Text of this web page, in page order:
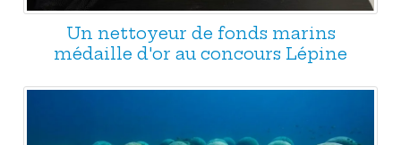
Un nettoyeur de fonds marins
médaille d'or au concours Lépine